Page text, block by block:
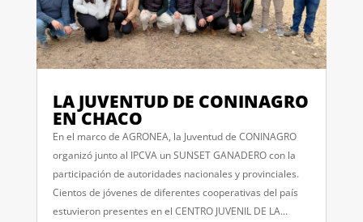
LA JUVENTUD DE CONINAGRO
EN CHACO
En el marco de AGRONEA, la Juventud de CONINAGRO
organizó junto al IPCVA un SUNSET GANADERO con la
participación de autoridades nacionales y provinciales.
Cientos de jóvenes de diferentes cooperativas del país
estuvieron presentes en el CENTRO JUVENIL DE LA...